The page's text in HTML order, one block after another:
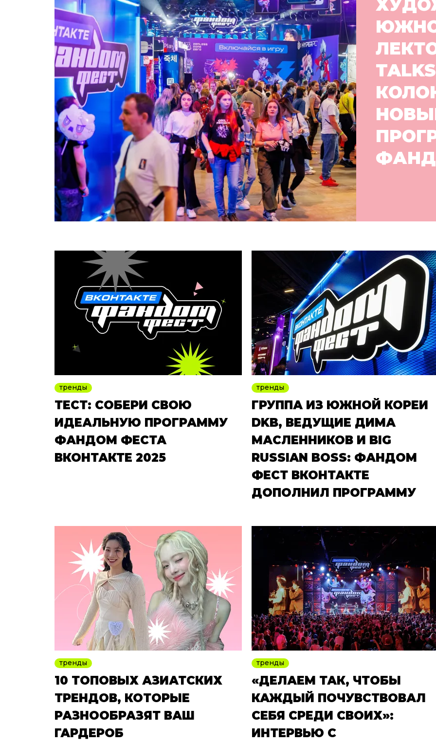
тренды
ТЕСТ: СОБЕРИ СВОЮ
ИДЕАЛЬНУЮ ПРОГРАММУ
ФАНДОМ ФЕСТА
ВКОНТАКТЕ 2025
тренды
ГРУППА ИЗ ЮЖНОЙ КОРЕИ
DKB, ВЕДУЩИЕ ДИМА
МАСЛЕННИКОВ И BIG
RUSSIAN BOSS: ФАНДОМ
ФЕСТ ВКОНТАКТЕ
ДОПОЛНИЛ ПРОГРАММУ
тренды
10 ТОПОВЫХ АЗИАТСКИХ
ТРЕНДОВ, КОТОРЫЕ
РАЗНООБРАЗЯТ ВАШ
ГАРДЕРОБ
тренды
«ДЕЛАЕМ ТАК, ЧТОБЫ
КАЖДЫЙ ПОЧУВСТВОВАЛ
СЕБЯ СРЕДИ СВОИХ»:
ИНТЕРВЬЮ С